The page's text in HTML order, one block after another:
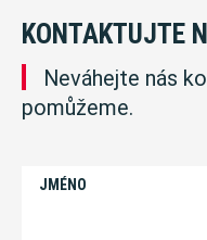
KONTAKTUJTE
Neváhejte nás
pomůžeme.
JMÉNO